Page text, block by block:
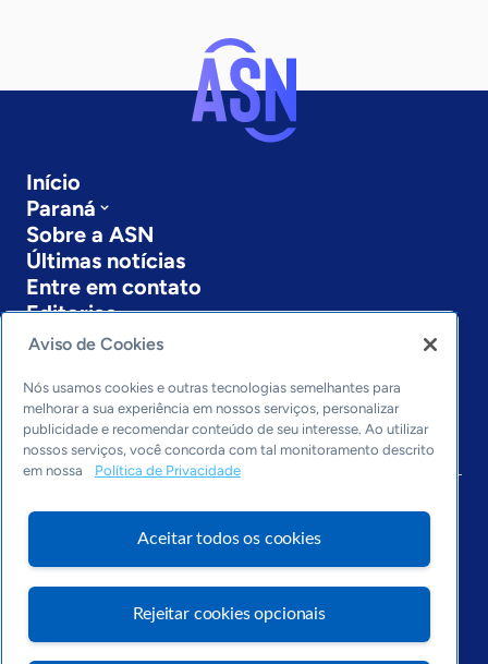
Início
Paraná
Sobre a ASN
Últimas notícias
Entre em contato
Editorias
Economia & Política
Inovação & Tecnologia
Cultura empreendedora
Dados
Arquivo
Aviso de Cookies
Nós usamos cookies e outras tecnologias semelhantes para
melhorar a sua experiência em nossos serviços, personalizar
publicidade e recomendar conteúdo de seu interesse. Ao utilizar
nossos serviços, você concorda com tal monitoramento descrito
em nossa
Política de Privacidade
Aceitar todos os cookies
Rejeitar cookies opcionais